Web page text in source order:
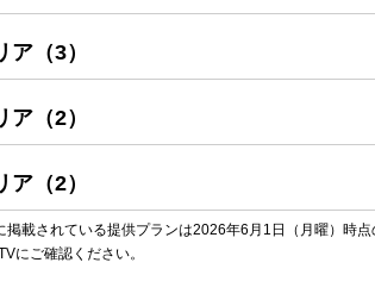
ア（3）
ア（2）
ア（2）
掲載されている提供プランは2026年6月1日（月曜）時
にご確認ください。